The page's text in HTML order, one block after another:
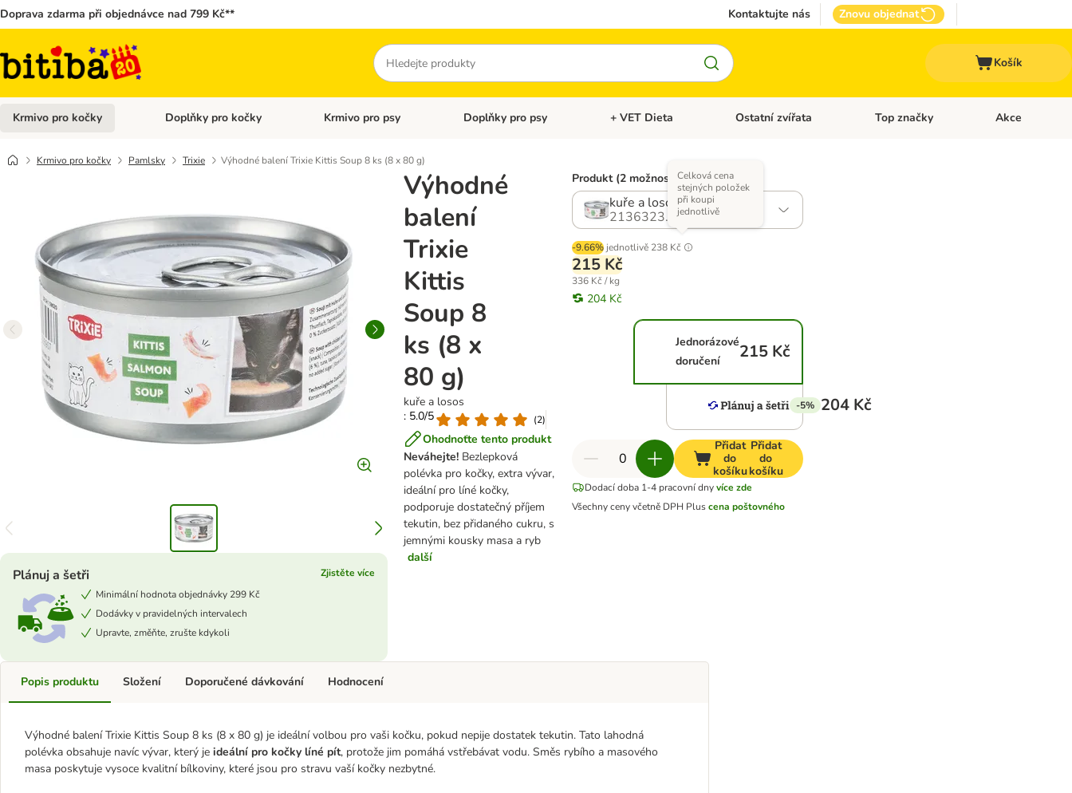
Doprava zdarma při objednávce nad 799 Kč** Kontaktujte nás Znovu objednat
Hledat
Košík
Krmivo pro kočky Otevřít menu: Krmivo pro kočky
Doplňky pro kočky Otevřít menu: Doplňky pro kočky
Krmivo pro psy Otevřít menu: Krmivo pro psy
Doplňky pro psy Otevřít menu: Doplňky pro psy
+ VET Dieta Otevřít menu: + VET Dieta
Ostatní zvířata Otevřít menu: Ostatní zvířata
Top značky Otevřít menu:
Akce
Krmivo pro kočky Pamlsky Trixie Výhodné balení Trixie Kittis Soup 8 ks (8 x 80 g)
Výhodné
balení
Trixie
Kittis
Soup 8
ks (8 x
80 g)
kuře a losos
: 5.0/5
(2)
Ohodnoťte tento produkt
Neváhejte! Bezlepková
polévka pro kočky, extra vývar,
ideální pro líné kočky,
podporuje dostatečný příjem
tekutin, bez přidaného cukru, s
jemnými kousky masa a ryb
další
Plánuj a šetři
Zjistěte více
Minimální hodnota objednávky 299 Kč
Dodávky v pravidelných intervalech
Upravte, změňte, zrušte kdykoli
Produkt (2 možností)
kuře a losos
2136323.0
-9.66% jednotlivě 238 Kč
Celková cena
stejných položek
při koupi
jednotlivě
215 Kč
336 Kč / kg
204 Kč
Jednorázové
doručení
215 Kč
-5% 204 Kč
Přidat
do
košíku
Přidat
do
košíku
Dodací doba 1-4 pracovní dny více zde
Všechny ceny včetně DPH Pluscena poštovného
Popis produktu
Výhodné balení Trixie Kittis Soup 8 ks (8 x 80 g) je ideální volbou pro vaši kočku, pokud nepije dostatek tekutin. Tato lahodná
polévka obsahuje navíc vývar, který je ideální pro kočky líné pít, protože jim pomáhá vstřebávat vodu. Směs rybího a masového
masa poskytuje vysoce kvalitní bílkoviny, které jsou pro stravu vaší kočky nezbytné.
Složení Doporučené dávkování Hodnocení